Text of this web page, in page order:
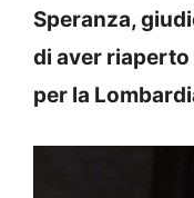
Speranza,
di aver
per la